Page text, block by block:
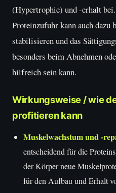
(Hypertrophie) und -erhalt
Proteinzufuhr kann auch dazu
stabilisieren und das
besonders beim Abnehmen
hilfreich sein kann.
Wirkungsweise / wie
profitieren kann
Muskelwachstum und -
entscheidend für die
der Körper neue
für den Aufbau und Erhalt